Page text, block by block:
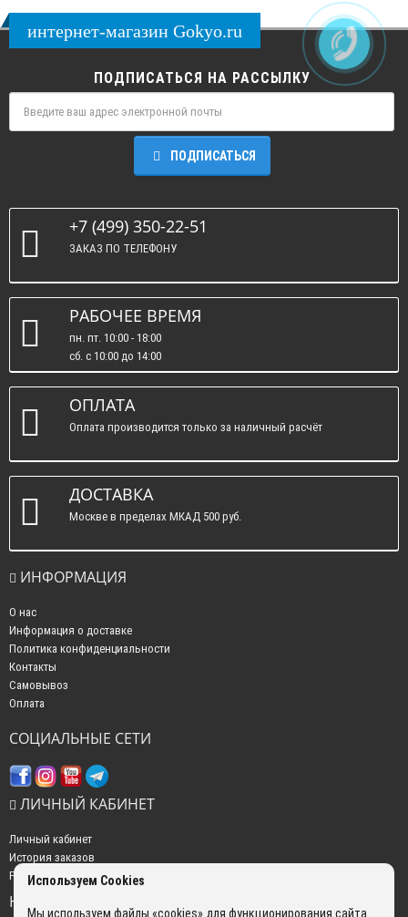
интернет-магазин Gokyo.ru
ПОДПИСАТЬСЯ НА РАССЫЛКУ
ПОДПИСАТЬСЯ
+7 (499) 350-22-51
ЗАКАЗ ПО ТЕЛЕФОНУ
РАБОЧЕЕ ВРЕМЯ
пн. пт. 10:00 - 18:00
сб. c 10:00 до 14:00
вс. : выходные.
ОПЛАТА
Оплата производится только за наличный расчёт
ДОСТАВКА
Москве в пределах МКАД 500 руб.
ИНФОРМАЦИЯ
О нас
Информация о доставке
Политика конфиденциальности
Контакты
Самовывоз
Оплата
СОЦИАЛЬНЫЕ СЕТИ
ЛИЧНЫЙ КАБИНЕТ
Личный кабинет
История заказов
Рассылка новостей
НАШИ КОНТАКТЫ
Используем Cookies
Мы используем файлы «cookies» для функционирования сайта.